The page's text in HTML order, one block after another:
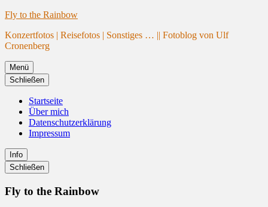
Website
geladen
Zum
springen
Fly to the Rainbow
Konzertfotos | Reisefotos | Sonstiges … || Fotoblog von Ulf
Cronenberg
Menü
Schließen
Startseite
Über mich
Datenschutzerklärung
Impressum
Info
Primäre
Seitenleiste
Schließen
Fly to the Rainbow